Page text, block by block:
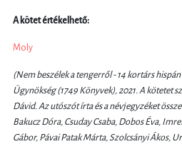
A kötet értékelhető:
Moly
(Nem beszélek a tengerről - 14 kortárs
Ügynökség (1749 Könyvek), 2021. A kötetet
Dávid. Az utószót írta és a névjegyzéket
Bakucz Dóra, Csuday Csaba, Dobos Éva,
Gábor, Pávai Patak Márta, Szolcsányi Ákos,